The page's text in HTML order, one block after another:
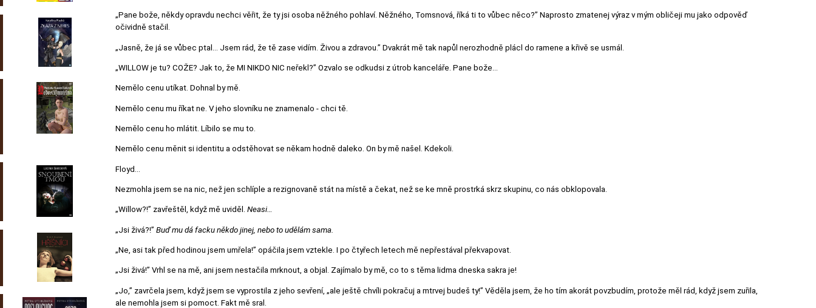
„Pane bože, někdy opravdu nechci věřit, že ty jsi osoba něžného pohlaví. Něžného, Tomsnová, říká ti to vůbec něco?” Naprosto zmatenej výraz v mým obličeji mu jako odpověď
očividně stačil.
„Jasně, že já se vůbec ptal... Jsem rád, že tě zase vidím. Živou a zdravou.” Dvakrát mě tak napůl nerozhodně plácl do ramene a křivě se usmál.
„WILLOW je tu? COŽE? Jak to, že MI NIKDO NIC neřekl?” Ozvalo se odkudsi z útrob kanceláře. Pane bože…
Nemělo cenu utíkat. Dohnal by mě.
Nemělo cenu mu říkat ne. V jeho slovníku ne znamenalo - chci tě.
Nemělo cenu ho mlátit. Líbilo se mu to.
Nemělo cenu měnit si identitu a odstěhovat se někam hodně daleko. On by mě našel. Kdekoli.
Floyd…
Nezmohla jsem se na nic, než jen schlíple a rezignovaně stát na místě a čekat, než se ke mně prostrká skrz skupinu, co nás obklopovala.
„Willow?!” zavřeštěl, když mě uviděl. Neasi…
„Jsi živá?!” Buď mu dá facku někdo jinej, nebo to udělám sama.
„Ne, asi tak před hodinou jsem umřela!” opáčila jsem vztekle. I po čtyřech letech mě nepřestával překvapovat.
„Jsi živá!” Vrhl se na mě, ani jsem nestačila mrknout, a objal. Zajímalo by mě, co to s těma lidma dneska sakra je!
„Jo,” zavrčela jsem, když jsem se vyprostila z jeho sevření, „ale ještě chvíli pokračuj a mtrvej budeš ty!” Věděla jsem, že ho tím akorát povzbudím, protože měl rád, když jsem zuřila,
ale nemohla jsem si pomoct. Fakt mě sral.